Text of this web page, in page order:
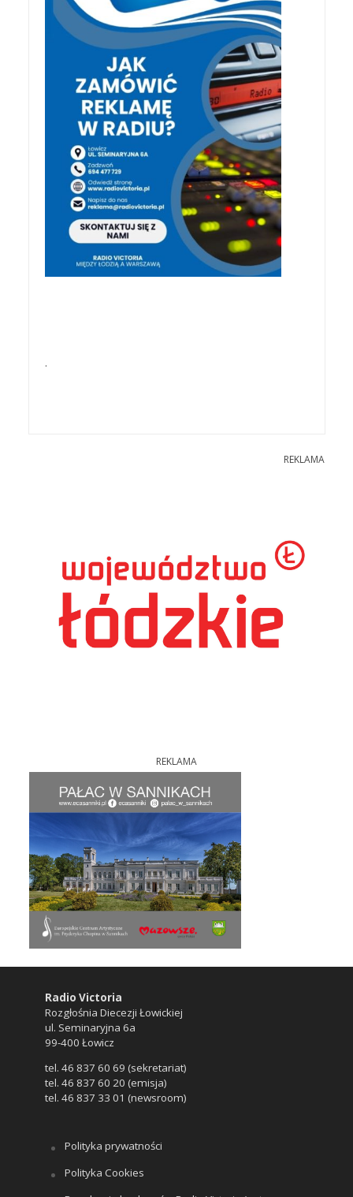
.
REKLAMA
REKLAMA
Radio Victoria
Rozgłośnia Diecezji Łowickiej
ul. Seminaryjna 6a
99-400 Łowicz
tel. 46 837 60 69 (sekretariat)
tel. 46 837 60 20 (emisja)
tel. 46 837 33 01 (newsroom)
Polityka prywatności
Polityka Cookies